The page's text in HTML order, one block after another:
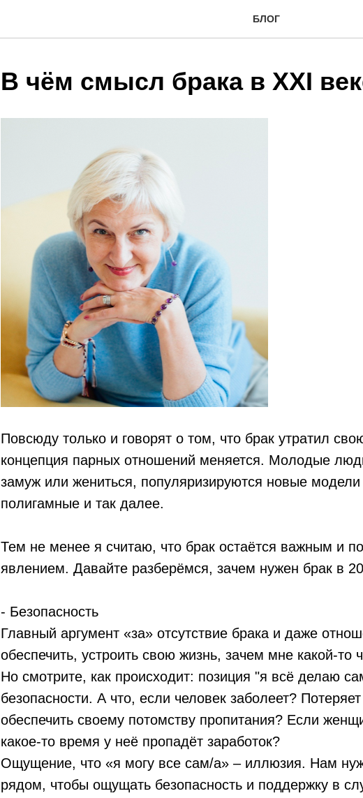
БЛОГ
В чём смысл брака в XXI
Повсюду только и говорят о том, что брак утратил
концепция парных отношений меняется. Молодые
замуж или жениться, популяризируются новые
полигамные и так далее.
Тем не менее я считаю, что брак остаётся важным и
явлением. Давайте разберёмся, зачем нужен брак в
- Безопасность
Главный аргумент «за» отсутствие брака и даже
обеспечить, устроить свою жизнь, зачем мне какой-то
Но смотрите, как происходит: позиция "я всё делаю
безопасности. А что, если человек заболеет?
обеспечить своему потомству пропитания? Если
какое-то время у неё пропадёт заработок?
Ощущение, что «я могу все сам/а» – иллюзия. Нам
рядом, чтобы ощущать безопасность и поддержку в